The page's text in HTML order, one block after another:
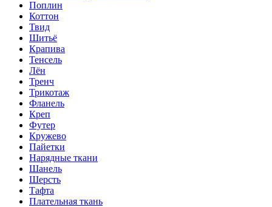
Поплин
Коттон
Твид
Шитьё
Крапива
Тенсель
Лён
Тренч
Трикотаж
Фланель
Креп
Футер
Кружево
Пайетки
Нарядные ткани
Шанель
Шерсть
Тафта
Плательная ткань